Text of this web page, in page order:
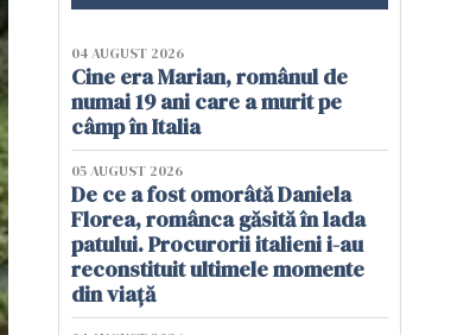
04 AUGUST 2026
Cine era Marian, românul de
numai 19 ani care a murit pe
câmp în Italia
05 AUGUST 2026
De ce a fost omorâtă Daniela
Florea, românca găsită în lada
patului. Procurorii italieni i-au
reconstituit ultimele momente
din viață